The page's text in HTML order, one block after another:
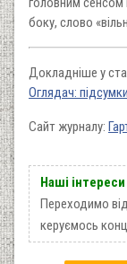
боку, слово
Докладніше у
Оглядач:
Сайт журналу:
Наші інтереси
Переходимо від
керуємось